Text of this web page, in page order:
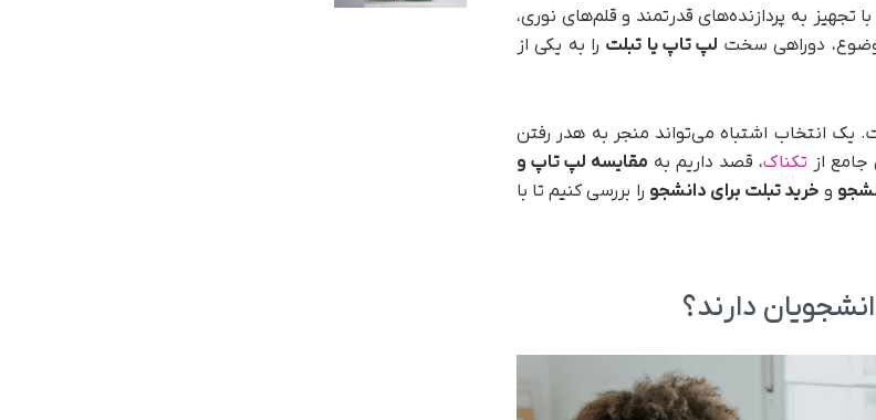
به پردازنده‌های قدرتمند و قلم‌های نوری،
دوراهی سخت لپ تاپ یا تبلت را به یکی از
انتخاب اشتباه می‌تواند منجر به هدر رفتن
از تک­ناک، قصد داریم به مقایسه لپ تاپ و
و خرید تبلت برای دانشجو را بررسی کنیم تا با
دارند؟